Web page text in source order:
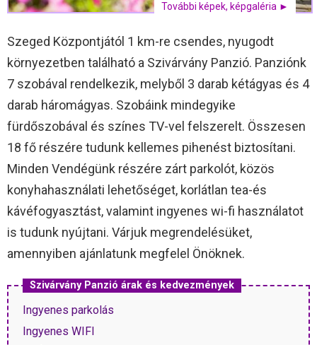
További képek, képgaléria ►
Szeged Központjától 1 km-re csendes, nyugodt
környezetben található a Szivárvány Panzió. Panziónk
7 szobával rendelkezik, melyből 3 darab kétágyas és 4
darab háromágyas. Szobáink mindegyike
fürdőszobával és színes TV-vel felszerelt. Összesen
18 fő részére tudunk kellemes pihenést biztosítani.
Minden Vendégünk részére zárt parkolót, közös
konyhahasználati lehetőséget, korlátlan tea-és
kávéfogyasztást, valamint ingyenes wi-fi használatot
is tudunk nyújtani. Várjuk megrendelésüket,
amennyiben ajánlatunk megfelel Önöknek.
Szivárvány Panzió árak és kedvezmények
Ingyenes parkolás
Ingyenes WIFI